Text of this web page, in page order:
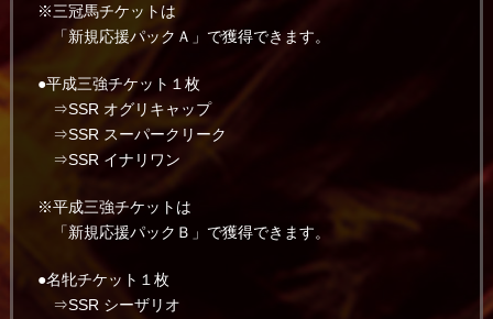
※三冠馬チケットは
「新規応援パックＡ」で獲得できます。
●平成三強チケット１枚
⇒SSR オグリキャップ
⇒SSR スーパークリーク
⇒SSR イナリワン
※平成三強チケットは
「新規応援パックＢ」で獲得できます。
●名牝チケット１枚
⇒SSR シーザリオ